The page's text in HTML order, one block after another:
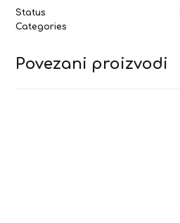
Status
Categories
Povezani proizvodi